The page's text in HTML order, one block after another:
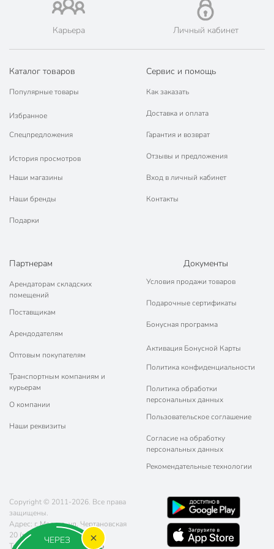
ЧЕРЕЗ
Карьера Личный кабинет
Каталог товаров
Популярные товары
Избранное
Спецпредложения
История просмотров
Наши магазины
Наши бренды
Подарки
Сервис и помощь
Как заказать
Доставка и оплата
Гарантия и возврат
Отзывы и предложения
Вход в личный кабинет
Контакты
Партнерам
Арендаторам складских
помещений
Поставщикам
Арендодателям
Оптовым покупателям
Транспортным компаниям и
курьерам
О компании
Наши реквизиты
Документы
Условия продажи товаров
Подарочные сертификаты
Бонусная программа
Активация Бонусной Карты
Политика конфиденциальности
Политика обработки
персональных данных
Пользовательское соглашение
Согласие на обработку
персональных данных
Рекомендательные технологии
Copyright © 2011-2026. Все права
защищены.
Адрес: г. Москва, ул. Чертановская
20 (метро Южная)
Телефон:
8 (800) 770-77-06